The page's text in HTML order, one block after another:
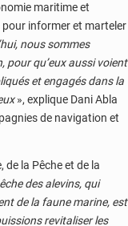
maritime et
informer et marteler
nous sommes
pour qu’eux aussi voient
et engagés dans la
», explique Dani Abla
de navigation et
de la Pêche et de la
des alevins, qui
de la faune marine, est
revitaliser les